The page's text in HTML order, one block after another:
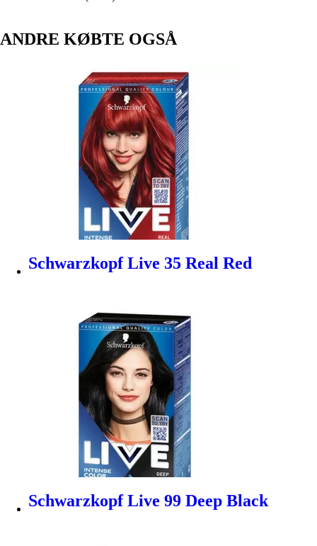
ANDRE KØBTE OGSÅ
Schwarzkopf Live 35 Real Red
Schwarzkopf Live 99 Deep Black